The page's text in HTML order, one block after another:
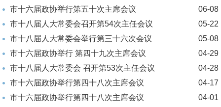
市十六届政协举行第五十次主席会议
06-08
市十八届人大常委会召开第54次主任会议
05-22
市十八届人大常委会举行第三十六次会议
05-08
市十六届政协举行 第四十九次主席会议
04-29
市十八届人大常委会 召开第53次主任会议
04-28
市十六届政协举行第四十八次主席会议
04-17
市十六届政协举行第四十八次主席会议
04-01